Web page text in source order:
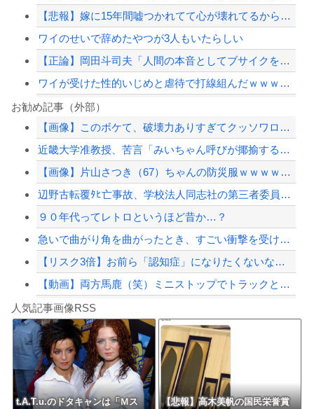
【悲報】嫁に15年間嘘つかれてて心が壊れてるから相手してくれ
ワイのせいで辞めたやつが3人もいたらしい
【正論】岡田斗司夫「人間の本音としてブサイクを見たら不愉快になる。この責任をどう...
ワイが受けた性的いじめと虐待で打線組んだｗｗｗｗｗｗ
【ｗ】財務省「減税反対！」 → 高市総理「ふ～ん、人事権発動ね？」 → 結果 ｗ...
【画像】田中みな実さん、妊娠中とは思えないヒール姿で登場してしまう
【画像】 福岡、こんなのが普通に走ってるｗｗｗｗｗｗｗｗｗｗｗｗｗｗｗｗｗｗｗｗ...
【配信者】「金バエ」のSNS更新が1週間途絶え、様々な憶測が飛び交う。1週間ぶり...
Powered by livedoor 相互RSS
お勧め記事（外部）
【画像】このボケて、破壊力ありすぎてクッソワロタｗｗｗｗｗｗｗｗｗ
近畿大学准教授、苦言「みいちゃん呼びが揶揄する言葉として使われ、当事者から具体的...
【画像】片山さつき（67）ちゃんの防災服ｗｗｗｗｗｗｗｗｗｗｗｗｗｗｗｗｗｗｗｗ...
辺野古転覆ﾀﾋ亡事故、学校法人同志社の第三者委員会が調査報告書を公表 … 安全配...
９０年代ってレトロというほど昔か…？
急いで曲がり角を曲がったとき、すごい衝撃を受けてリアルに2ｍくらいふっとんだ
【リスク3倍】お前ら「認知症」になりたくないなら酒をやめろ
【動画】両方馬鹿（笑）ミニストップでトラックと衝突したドラレコが（ノ∇`）
白石「あ、あきら様……？」あきら「……白石」
8/4のニュース
更新中止のお知らせ
人気記事画像RSS
t.A.T.u.のドタキャンは「Ｍス
【悲報】高木美帆の国民栄誉賞